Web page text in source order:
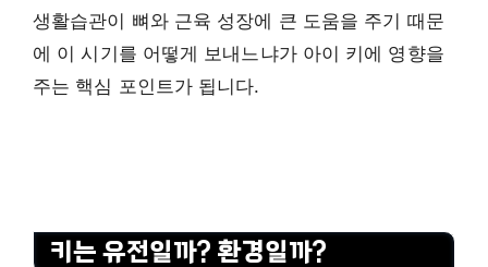
생활습관이 뼈와 근육 성장에 큰 도움을 주기 때문
에 이 시기를 어떻게 보내느냐가 아이 키에 영향을
주는 핵심 포인트가 됩니다.
키는 유전일까? 환경일까?